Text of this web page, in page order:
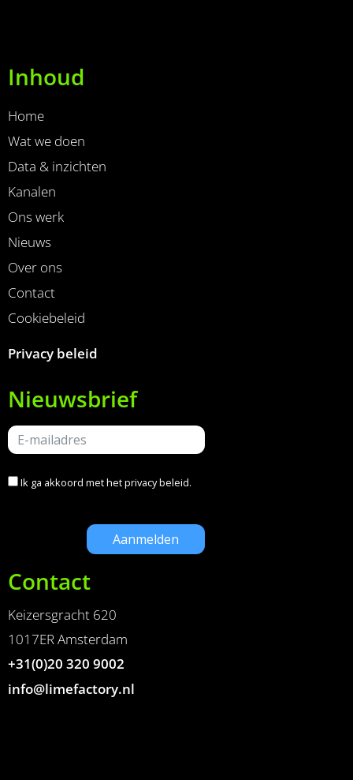
Inhoud
Home
Wat we doen
Data & inzichten
Kanalen
Ons werk
Nieuws
Over ons
Contact
Cookiebeleid
Privacy beleid
Nieuwsbrief
Ik ga akkoord met hetprivacy beleid.
Contact
Keizersgracht 620
1017ER Amsterdam
+31(0)20 320 9002
info@limefactory.nl